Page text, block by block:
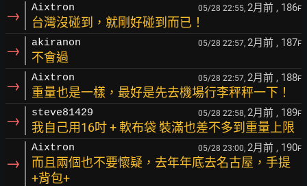
→ Aixtron 05/28 22:55, 2月前 , 186F
台灣沒碰到，就剛好碰到而已！
→ akiranon 05/28 22:57, 2月前 , 187F
不會過
→ Aixtron 05/28 22:57, 2月前 , 188F
重量也是一樣，最好是先去機場行李秤秤一下！
→ steve81429 05/28 22:58, 2月前 , 189F
我自己用16吋 + 軟布袋 裝滿也差不多到重量上限
→
Aixtron 05/28 23:00, 2月前 , 190F
而且兩個也不要懷疑，去年年底去名古屋，手提
+背包+